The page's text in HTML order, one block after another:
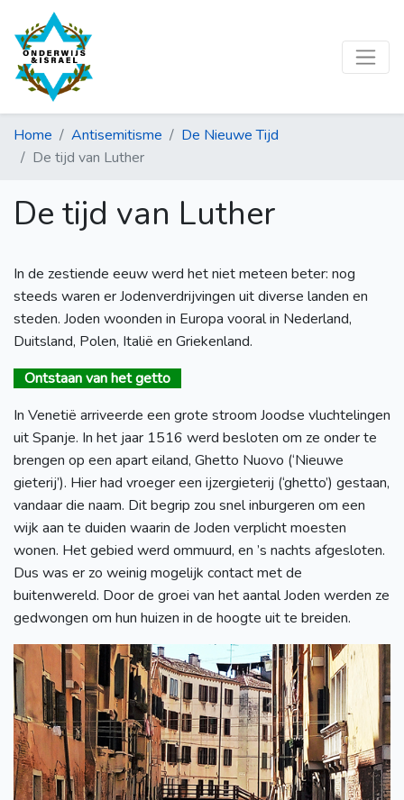
Home Antisemitisme
De Nieuwe Tijd
De tijd van Luther
De tijd van Luther
In de zestiende eeuw werd het niet meteen beter: nog
steeds waren er Jodenverdrijvingen uit diverse landen en
steden. Joden woonden in Europa vooral in Nederland,
Duitsland, Polen, Italië en Griekenland.
Ontstaan van het getto
In Venetië arriveerde een grote stroom Joodse vluchtelingen
uit Spanje. In het jaar 1516 werd besloten om ze onder te
brengen op een apart eiland, Ghetto Nuovo (‘Nieuwe
gieterij’). Hier had vroeger een ijzergieterij (‘ghetto’) gestaan,
vandaar die naam. Dit begrip zou snel inburgeren om een
wijk aan te duiden waarin de Joden verplicht moesten
wonen. Het gebied werd ommuurd, en ’s nachts afgesloten.
Dus was er zo weinig mogelijk contact met de
buitenwereld. Door de groei van het aantal Joden werden ze
gedwongen om hun huizen in de hoogte uit te breiden.